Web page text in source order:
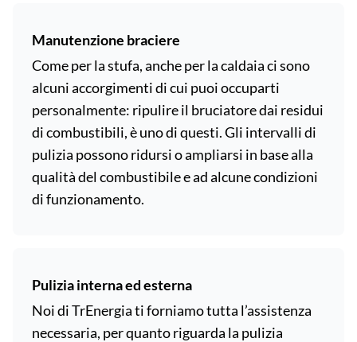
Manutenzione braciere
Come per la stufa, anche per la caldaia ci sono
alcuni accorgimenti di cui puoi occuparti
personalmente: ripulire il bruciatore dai residui
di combustibili, è uno di questi. Gli intervalli di
pulizia possono ridursi o ampliarsi in base alla
qualità del combustibile e ad alcune condizioni
di funzionamento.
Pulizia interna ed esterna
Noi di TrEnergia ti forniamo tutta l’assistenza
necessaria, per quanto riguarda la pulizia